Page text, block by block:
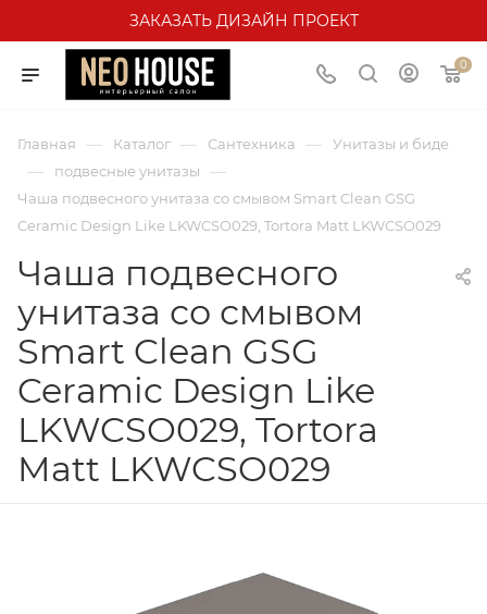
ЗАКАЗАТЬ ДИЗАЙН ПРОЕКТ
0
Главная — Каталог — Сантехника — Унитазы и биде
— подвесные унитазы —
Чаша подвесного унитаза со смывом Smart Clean GSG
Ceramic Design Like LKWCSO029, Tortora Matt LKWCSO029
Чаша подвесного
унитаза со смывом
Smart Clean GSG
Ceramic Design Like
LKWCSO029, Tortora
Matt LKWCSO029